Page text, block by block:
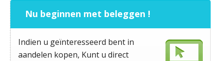
Nu beginnen met beleggen !
Indien u geïnteresseerd bent in
aandelen kopen, Kunt u direct